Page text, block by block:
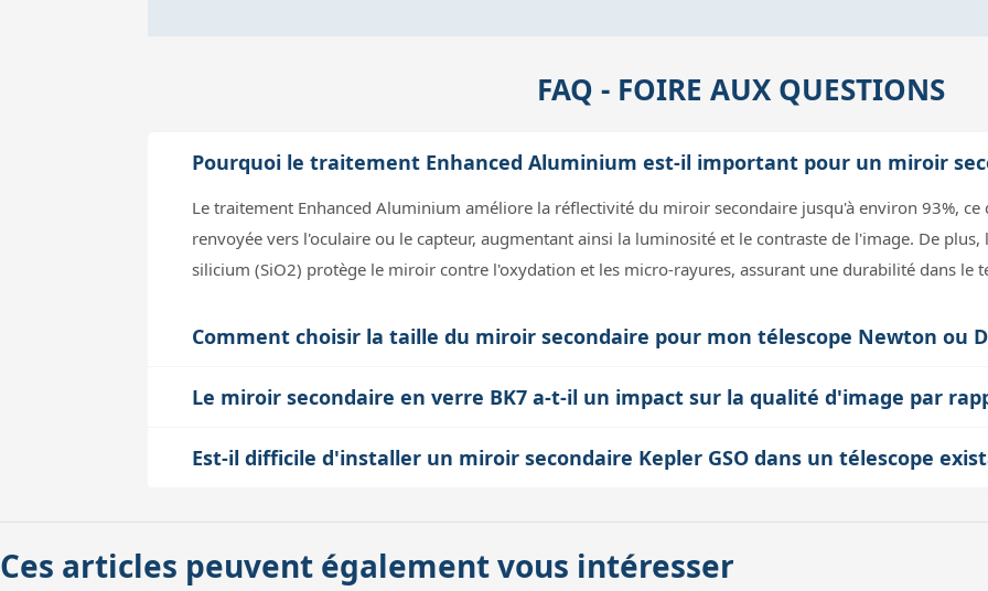
FAQ - FOIRE AUX QUESTIONS
Pourquoi le traitement Enhanced Aluminium est-il important pour un miroir
Le traitement Enhanced Aluminium améliore la réflectivité du miroir secondaire jusqu'à environ 93%,
renvoyée vers l'oculaire ou le capteur, augmentant ainsi la luminosité et le contraste de l'image. De
silicium (SiO2) protège le miroir contre l'oxydation et les micro-rayures, assurant une durabilité dans le
Comment choisir la taille du miroir secondaire pour mon télescope Newton ou
provoquer un vignettage, limitant le champ utile, tandis qu'un miroir trop grand crée une obstruction
contraste. Par exemple, un miroir de 63mm convient généralement aux Newton de 150mm avec un
Le miroir secondaire en verre BK7 a-t-il un impact sur la qualité d'image par
le miroir conserve sa forme précise malgré les variations de température nocturnes, limitant ainsi les
Est-il difficile d'installer un miroir secondaire Kepler GSO dans un télescope
un porte-miroir avec une queue d'aronde ou un support spécifique, donc il est important de vérifier la
Ces articles peuvent également vous intéresser